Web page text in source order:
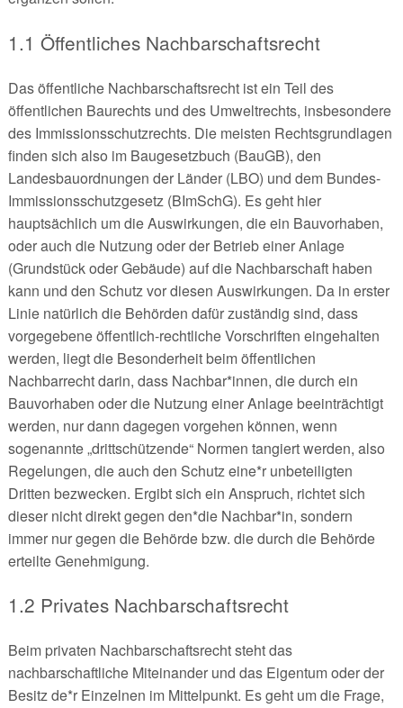
1.1 Öffentliches Nachbarschaftsrecht
Das öffentliche Nachbarschaftsrecht ist ein Teil des
öffentlichen Baurechts und des Umweltrechts, insbesondere
des Immissionsschutzrechts. Die meisten Rechtsgrundlagen
finden sich also im Baugesetzbuch (BauGB), den
Landesbauordnungen der Länder (LBO) und dem Bundes-
Immissionsschutzgesetz (BImSchG). Es geht hier
hauptsächlich um die Auswirkungen, die ein Bauvorhaben,
oder auch die Nutzung oder der Betrieb einer Anlage
(Grundstück oder Gebäude) auf die Nachbarschaft haben
kann und den Schutz vor diesen Auswirkungen. Da in erster
Linie natürlich die Behörden dafür zuständig sind, dass
vorgegebene öffentlich-rechtliche Vorschriften eingehalten
werden, liegt die Besonderheit beim öffentlichen
Nachbarrecht darin, dass Nachbar*innen, die durch ein
Bauvorhaben oder die Nutzung einer Anlage beeinträchtigt
werden, nur dann dagegen vorgehen können, wenn
sogenannte „drittschützende“ Normen tangiert werden, also
Regelungen, die auch den Schutz eine*r unbeteiligten
Dritten bezwecken. Ergibt sich ein Anspruch, richtet sich
dieser nicht direkt gegen den*die Nachbar*in, sondern
immer nur gegen die Behörde bzw. die durch die Behörde
erteilte Genehmigung.
1.2 Privates Nachbarschaftsrecht
Beim privaten Nachbarschaftsrecht steht das
nachbarschaftliche Miteinander und das Eigentum oder der
Besitz de*r Einzelnen im Mittelpunkt. Es geht um die Frage,